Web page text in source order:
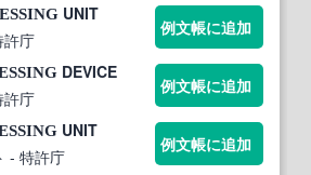
UNIT
許庁
例文帳に追加
DEVICE
許庁
例文帳に追加
UNIT
- 特許庁
例文帳に追加